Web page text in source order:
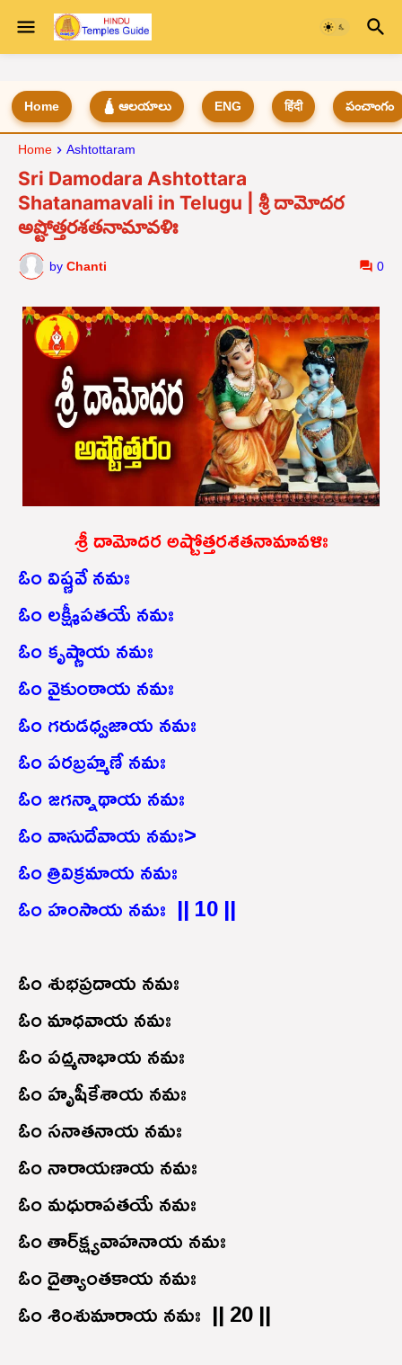
Home 🛕 ఆలయాలు ENG हिंदी పంచాంగం
Home Ashtottaram
Sri Damodara Ashtottara
Shatanamavali in Telugu | శ్రీ దామోదర
అష్టోత్తరశతనామావళిః
by Chanti 0
శ్రీ దామోదర అష్టోత్తరశతనామావళిః
ఓం విష్ణవే నమః
ఓం లక్ష్మీపతయే నమః
ఓం కృష్ణాయ నమః
ఓం వైకుంఠాయ నమః
ఓం గరుడధ్వజాయ నమః
ఓం పరబ్రహ్మణే నమః
ఓం జగన్నాథాయ నమః
ఓం వాసుదేవాయ నమః>
ఓం త్రివిక్రమాయ నమః
ఓం హంసాయ నమః || 10 ||
ఓం శుభప్రదాయ నమః
ఓం మాధవాయ నమః
ఓం పద్మనాభాయ నమః
ఓం హృషీకేశాయ నమః
ఓం సనాతనాయ నమః
ఓం నారాయణాయ నమః
ఓం మధురాపతయే నమః
ఓం తార్‍క్ష్యవాహనాయ నమః
ఓం దైత్యాంతకాయ నమః
ఓం శింశుమారాయ నమః || 20 ||